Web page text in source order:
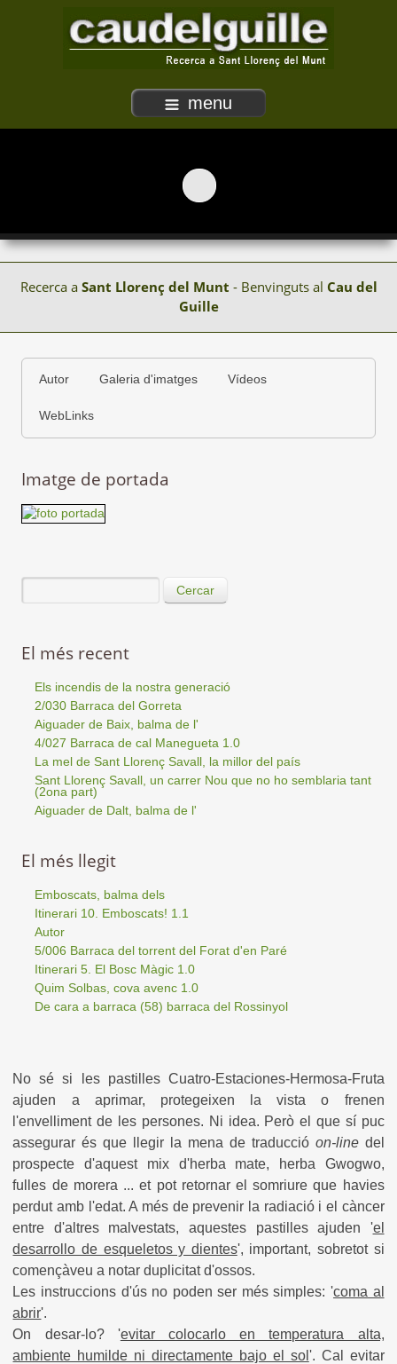
menu
Recerca a Sant Llorenç del Munt - Benvinguts al Cau del
Guille
Autor Galeria d'imatges Vídeos
WebLinks
Imatge de portada
Cercar
El més recent
Els incendis de la nostra generació
2/030 Barraca del Gorreta
Aiguader de Baix, balma de l'
4/027 Barraca de cal Manegueta 1.0
La mel de Sant Llorenç Savall, la millor del país
Sant Llorenç Savall, un carrer Nou que no ho semblaria tant
(2ona part)
Aiguader de Dalt, balma de l'
El més llegit
Emboscats, balma dels
Itinerari 10. Emboscats! 1.1
Autor
5/006 Barraca del torrent del Forat d'en Paré
Itinerari 5. El Bosc Màgic 1.0
Quim Solbas, cova avenc 1.0
De cara a barraca (58) barraca del Rossinyol
No sé si les pastilles Cuatro-Estaciones-Hermosa-Fruta
ajuden a aprimar, protegeixen la vista o frenen
l'envelliment de les persones. Ni idea. Però el que sí puc
assegurar és que llegir la mena de traducció on-linedel
prospecte d'aquest mix d'herba mate, herba Gwogwo,
fulles de morera ... et pot retornar el somriure que havies
perdut amb l'edat. A més de prevenir la radiació i el càncer
entre d'altres malvestats, aquestes pastilles ajuden 'el
desarrollo de esqueletos y dientes', important, sobretot si
començàveu a notar duplicitat d'ossos.
Les instruccions d'ús no poden ser més simples: 'coma al
abrir'.
On desar-lo? 'evitar colocarlo en temperatura alta,
ambiente humilde ni directamente bajo el sol '. Cal evitar